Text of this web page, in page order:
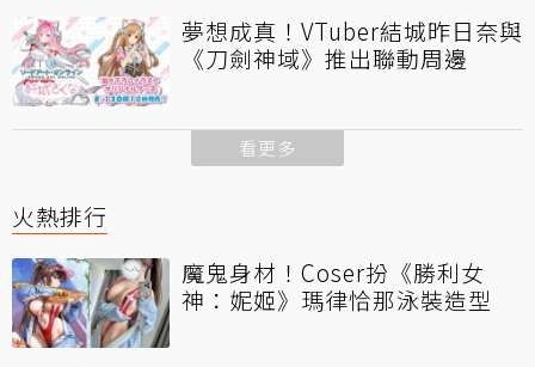
夢想成真！VTuber結城昨日奈與
《刀劍神域》推出聯動周邊
看更多
火熱排行
魔鬼身材！Coser扮《勝利女
神：妮姬》瑪律恰那泳裝造型